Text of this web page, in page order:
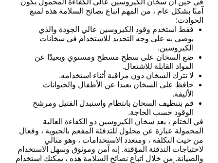
في حين أن سخان الكيروسين عالي الكفاءة المحمول يكون
آمنًا بشكل عام ، من المهم اتباع نصائح السلامة هذه لمنع
الحوادث:
فقط استخدم وقود الكيروسين عالي الجودة والذي
يوصى به على وجه التحديد للاستخدام في سخانات
الكيروسين.
ضع السخان على سطح مسطح ومستوي وبعيدًا عن
المواد القابلة للاشتعال.
لا تترك السخان دون مراقبة أثناء استخدامه.
حافظ على السخان بعيدا عن الأطفال والحيوانات
الأليفة.
قم بتنظيف السخان بانتظام واستبدل الفتيل ومرشح
الوقود حسب الحاجة.
في الختام ، يعد سخان الكيروسين ذو الكفاءة العالية
المحمولة عبارة عن محلول للتدفئة المفعم بالحيوية ، وفعال
من حيث التكلفة ، ومتعدد الاستخدامات ، وهو مثالي
لاحتياجات التدفئة المؤقتة. إنه آمن وموثوق وسهل الاستخدام
والصيانة. من خلال اتباع نصائح السلامة هذه ، يمكنك استخدام